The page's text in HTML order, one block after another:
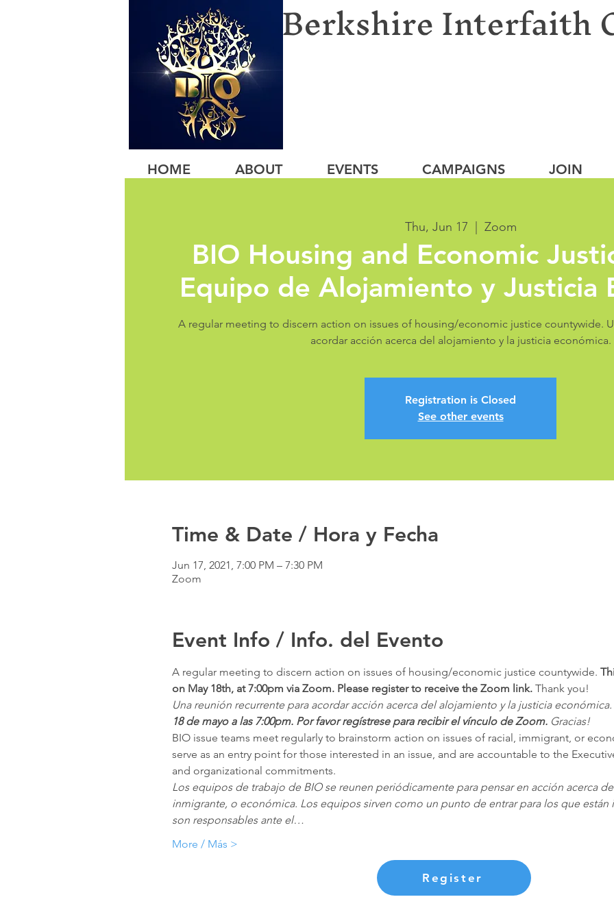
Berkshire Interfaith
HOME ABOUT EVENTS CAMPAIGNS JOIN
Thu, Jun 17 Zoom
BIO Housing and Economic
Equipo de Alojamiento y Justicia
A regular meeting to discern action on issues of housing/economic justice countywide.
acordar acción acerca del alojamiento y la justicia económica.
Registration is Closed
See other events
Time & Date / Hora y Fecha
Jun 17, 2021, 7:00 PM – 7:30 PM
Zoom
Event Info / Info. del Evento
A regular meeting to discern action on issues of housing/economic justice countywide.
on May 18th, at 7:00pm via Zoom. Please register to receive the Zoom link. Thank you!
Una reunión recurrente para acordar acción acerca del alojamiento y la justicia económica.
18 de mayo a las 7:00pm. Por favor regístrese para recibir el vínculo de Zoom. Gracias!
BIO issue teams meet regularly to brainstorm action on issues of racial, immigrant, or
serve as an entry point for those interested in an issue, and are accountable to the
and organizational commitments.
Los equipos de trabajo de BIO se reunen periódicamente para pensar en acción acerca
inmigrante, o económica. Los equipos sirven como un punto de entrar para los que están
son responsables ante el…
More / Más >
Register